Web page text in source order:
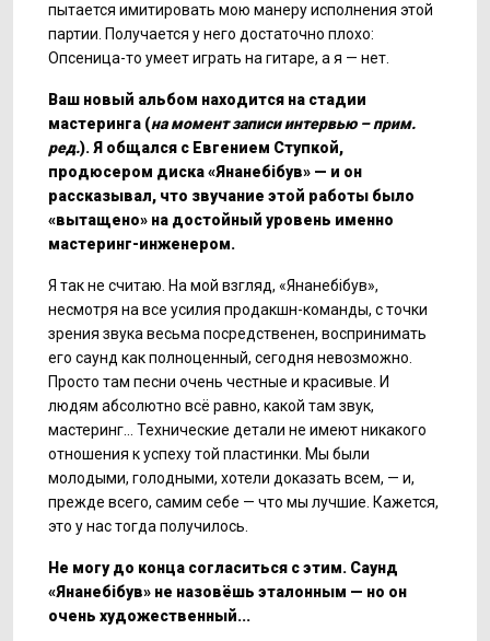
пытается имитировать мою манеру исполнения этой
партии. Получается у него достаточно плохо:
Опсеница-то умеет играть на гитаре, а я — нет.
Ваш новый альбом находится на стадии
мастеринга (на момент записи интервью – прим.
ред.). Я общался с Евгением Ступкой,
продюсером диска «Янанебібув» — и он
рассказывал, что звучание этой работы было
«вытащено» на достойный уровень именно
мастеринг-инженером.
Я так не считаю. На мой взгляд, «Янанебібув»,
несмотря на все усилия продакшн-команды, с точки
зрения звука весьма посредственен, воспринимать
его саунд как полноценный, сегодня невозможно.
Просто там песни очень честные и красивые. И
людям абсолютно всё равно, какой там звук,
мастеринг... Технические детали не имеют никакого
отношения к успеху той пластинки. Мы были
молодыми, голодными, хотели доказать всем, — и,
прежде всего, самим себе — что мы лучшие. Кажется,
это у нас тогда получилось.
Не могу до конца согласиться с этим. Саунд
«Янанебібув» не назовёшь эталонным — но он
очень художественный...